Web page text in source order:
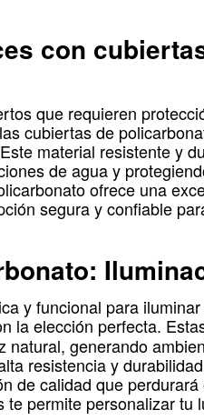
con
que requieren
cubiertas de
material resistente y
de agua y
ofrece una
segura y confiable
y funcional para
la elección perfecta.
natural, generando
resistencia y
de calidad que
permite personalizar tu